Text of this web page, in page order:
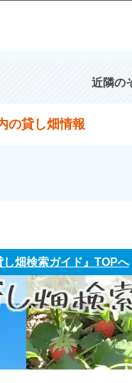
近隣の
の貸し畑情報
畑検索ガイド』TOPへ